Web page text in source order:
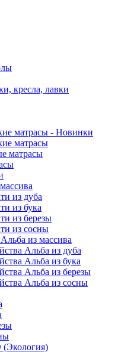
кресла, лавки
матрасы - Новинки
матрасы
матрасы
из дуба
из бука
из березы
из сосны
из массива
Альба из дуба
Альба из бука
Альба из березы
Альба из сосны